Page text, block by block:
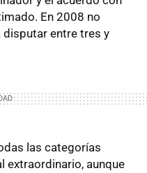
En 2008 no
entre tres y
las categorías
extraordinario, aunque